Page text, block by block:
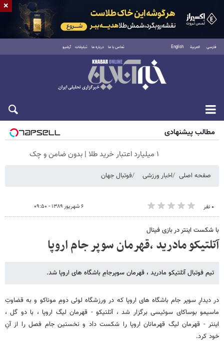
فارسی العربية English تماس با ما درباره ما تبلیغات آرشیو
شنبه ۱۷ مرداد ۱۴۰۵
مطالب پیشنهادی
۱ میلیارد اعتبار خرید طلا | بدون ضامن و چک
صفحه اصلی اخبار ورزشی فوتبال جهان
۰ نفر ۶ شهریور ۱۳۸۹ - ۰۹:۵۰
با شکست اینتر در بازی فینال
آتلتیکو مادرید ،قهرمان سوپر جام اروپا
تیم فوتبال آتلتیکو مادرید ، قهرمان سوپرجامِ باشگاه های اروپا شد.
در دیداڕ سوپر جام باشگاه های اروپا که در ورزشگاه لوئی دومِ موناکو و به قضاوتِ
ماسیمو بوساکای سوئیسی برگزار شد ، آتلتیکو - قهرمان لیگ اروپا ، با دو گل ،
اینتر - قهرمان لیگ قهرمانان اروپا را شکست داد و نخستین جام فصل را از آنِ
خود کرد.
×